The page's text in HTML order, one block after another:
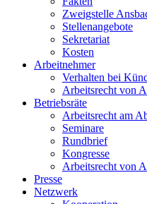
Zweigstelle
Stellenangebote
Sekretariat
Kosten
Arbeitnehmer
Verhalten bei
Arbeitsrecht von
Betriebsräte
Arbeitsrecht am
Seminare
Rundbrief
Kongresse
Arbeitsrecht von
Presse
Netzwerk